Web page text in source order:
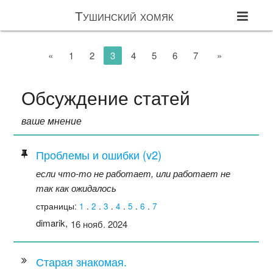
Тушинский хомяк
« 1 2 3 4 5 6 7 »
Обсуждение статей
ваше мнение
Проблемы и ошибки (v2)
если что-то не работает, или работает не
так как ожидалось
страницы: 1 .2 .3 .4 .5 .6 .7
dimarik, 16 нояб. 2024
Старая знакомая.